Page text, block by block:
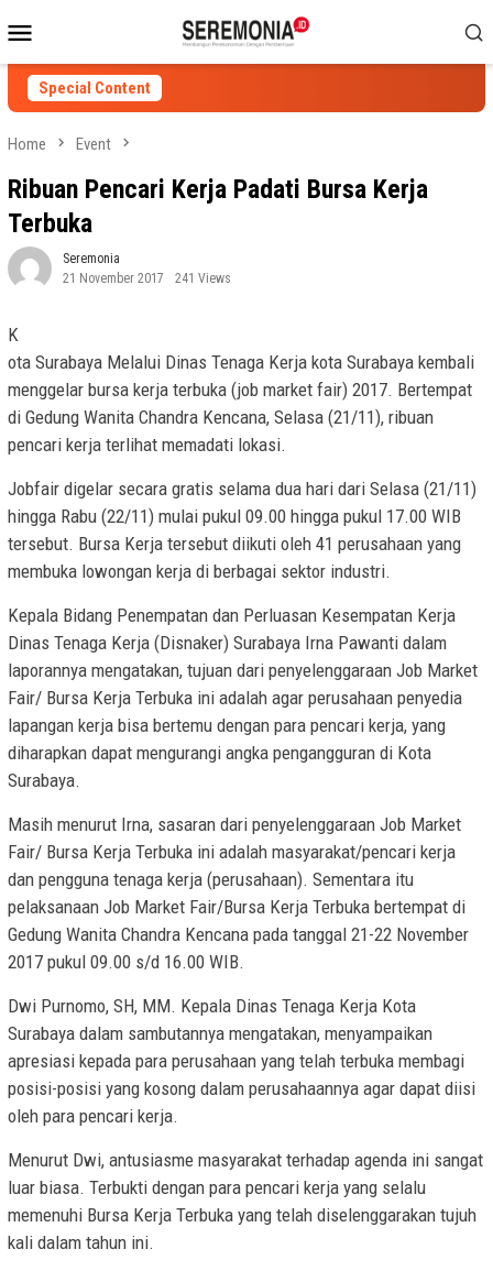
to
contentMenu
Special Content
Home Event
Ribuan Pencari Kerja Padati Bursa Kerja
Terbuka
Seremonia
21 November 2017
241 Views
K
ota Surabaya Melalui Dinas Tenaga Kerja kota Surabaya kembali
menggelar bursa kerja terbuka (job market fair) 2017. Bertempat
di Gedung Wanita Chandra Kencana, Selasa (21/11), ribuan
pencari kerja terlihat memadati lokasi.
Jobfair digelar secara gratis selama dua hari dari Selasa (21/11)
hingga Rabu (22/11) mulai pukul 09.00 hingga pukul 17.00 WIB
tersebut. Bursa Kerja tersebut diikuti oleh 41 perusahaan yang
membuka lowongan kerja di berbagai sektor industri.
Kepala Bidang Penempatan dan Perluasan Kesempatan Kerja
Dinas Tenaga Kerja (Disnaker) Surabaya Irna Pawanti dalam
laporannya mengatakan, tujuan dari penyelenggaraan Job Market
Fair/ Bursa Kerja Terbuka ini adalah agar perusahaan penyedia
lapangan kerja bisa bertemu dengan para pencari kerja, yang
diharapkan dapat mengurangi angka pengangguran di Kota
Surabaya.
Masih menurut Irna, sasaran dari penyelenggaraan Job Market
Fair/ Bursa Kerja Terbuka ini adalah masyarakat/pencari kerja
dan pengguna tenaga kerja (perusahaan). Sementara itu
pelaksanaan Job Market Fair/Bursa Kerja Terbuka bertempat di
Gedung Wanita Chandra Kencana pada tanggal 21-22 November
2017 pukul 09.00 s/d 16.00 WIB.
Dwi Purnomo, SH, MM. Kepala Dinas Tenaga Kerja Kota
Surabaya dalam sambutannya mengatakan, menyampaikan
apresiasi kepada para perusahaan yang telah terbuka membagi
posisi-posisi yang kosong dalam perusahaannya agar dapat diisi
oleh para pencari kerja.
Menurut Dwi, antusiasme masyarakat terhadap agenda ini sangat
luar biasa. Terbukti dengan para pencari kerja yang selalu
memenuhi Bursa Kerja Terbuka yang telah diselenggarakan tujuh
kali dalam tahun ini.